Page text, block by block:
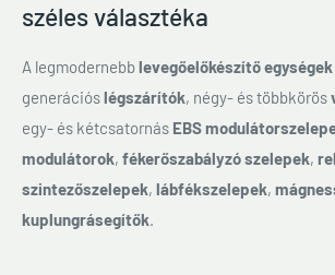
széles választéka
A legmodernebblevegőelőkészítő egységek
generációslégszárítók, négy- és többkörös
egy- és kétcsatornás EBS
modulátorok, fékerőszabályzó szelepek,
szintezőszelepek, lábfékszelepek,
kuplungrásegítők.